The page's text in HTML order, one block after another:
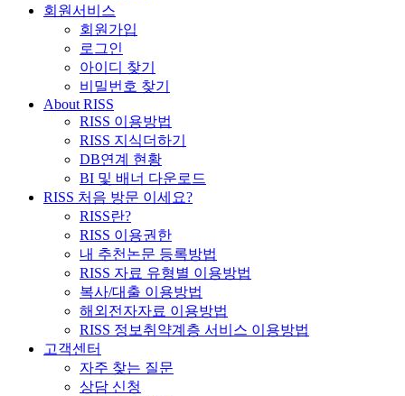
회원서비스
회원가입
로그인
아이디 찾기
비밀번호 찾기
About RISS
RISS 이용방법
RISS 지식더하기
DB연계 현황
BI 및 배너 다운로드
RISS 처음 방문 이세요?
RISS란?
RISS 이용권한
내 추천논문 등록방법
RISS 자료 유형별 이용방법
복사/대출 이용방법
해외전자자료 이용방법
RISS 정보취약계층 서비스 이용방법
고객센터
자주 찾는 질문
상담 신청